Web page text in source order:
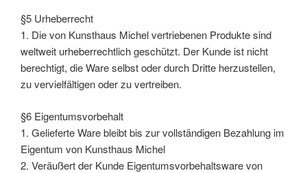
§5 Urheberrecht
1. Die von Kunsthaus Michel vertriebenen Produkte sind
weltweit urheberrechtlich geschützt. Der Kunde ist nicht
berechtigt, die Ware selbst oder durch Dritte herzustellen,
zu vervielfältigen oder zu vertreiben.
§6 Eigentumsvorbehalt
1. Gelieferte Ware bleibt bis zur vollständigen Bezahlung im
Eigentum von Kunsthaus Michel
2. Veräußert der Kunde Eigentumsvorbehaltsware von